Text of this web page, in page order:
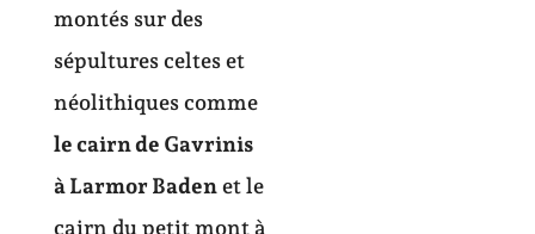
montés sur des
sépultures celtes et
néolithiques comme
le cairn de Gavrinis
à Larmor Badenet le
cairn du petit mont à